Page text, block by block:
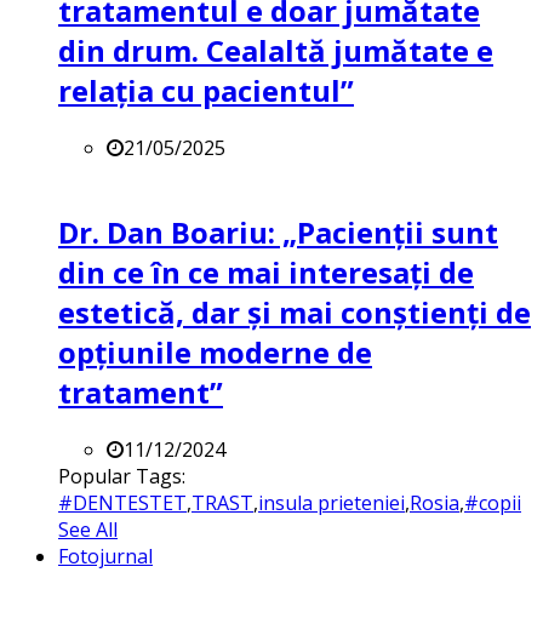
tratamentul e doar jumătate
din drum. Cealaltă jumătate e
relația cu pacientul”
21/05/2025
Dr. Dan Boariu: „Pacienții sunt
din ce în ce mai interesați de
estetică, dar și mai conștienți de
opțiunile moderne de
tratament”
11/12/2024
Popular Tags:
#DENTESTET,TRAST,insula prieteniei,Rosia,#copii
See All
Fotojurnal